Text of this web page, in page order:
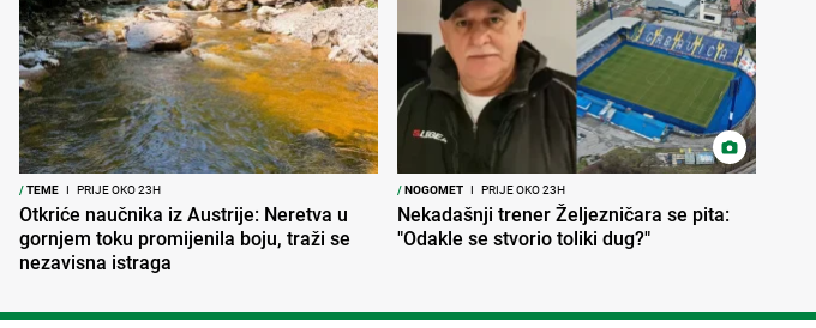
/TEME I PRIJE OKO 23H
Otkriće naučnika iz Austrije: Neretva u
gornjem toku promijenila boju, traži se
nezavisna istraga
/NOGOMET I PRIJE OKO 23H
Nekadašnji trener Željezničara se pita:
"Odakle se stvorio toliki dug?"